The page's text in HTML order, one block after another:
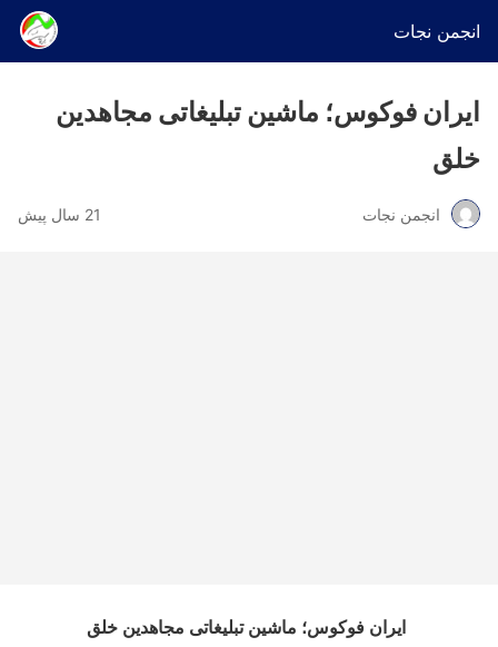
انجمن نجات
ایران فوکوس؛ ماشین تبلیغاتی مجاهدین
خلق
انجمن نجات 21 سال پیش
ایران فوکوس؛ ماشین تبلیغاتی مجاهدین خلق